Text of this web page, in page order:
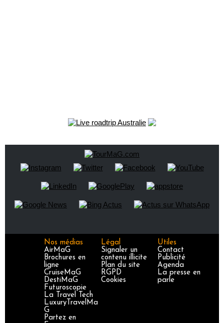
Nos médias
AirMaG
Brochures en
ligne
CruiseMaG
DestiMaG
Futuroscopie
La Travel Tech
LuxuryTravelMa
G
Partez en
Légal
Signaler un
contenu illicite
Plan du site
RGPD
Cookies
Utiles
Contact
Publicité
Agenda
La presse en
parle